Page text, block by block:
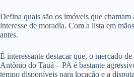
Defina quais são os imóveis que chamam
interesse de moradia. Com a lista em
antes.
É interessante destacar que, o mercado
Antônio do Tauá – PA é bastante
tempo disponíveis para locação e a